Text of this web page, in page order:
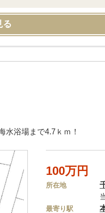
る
浴場まで4.7ｋｍ！
100万円
所在地
最寄り駅